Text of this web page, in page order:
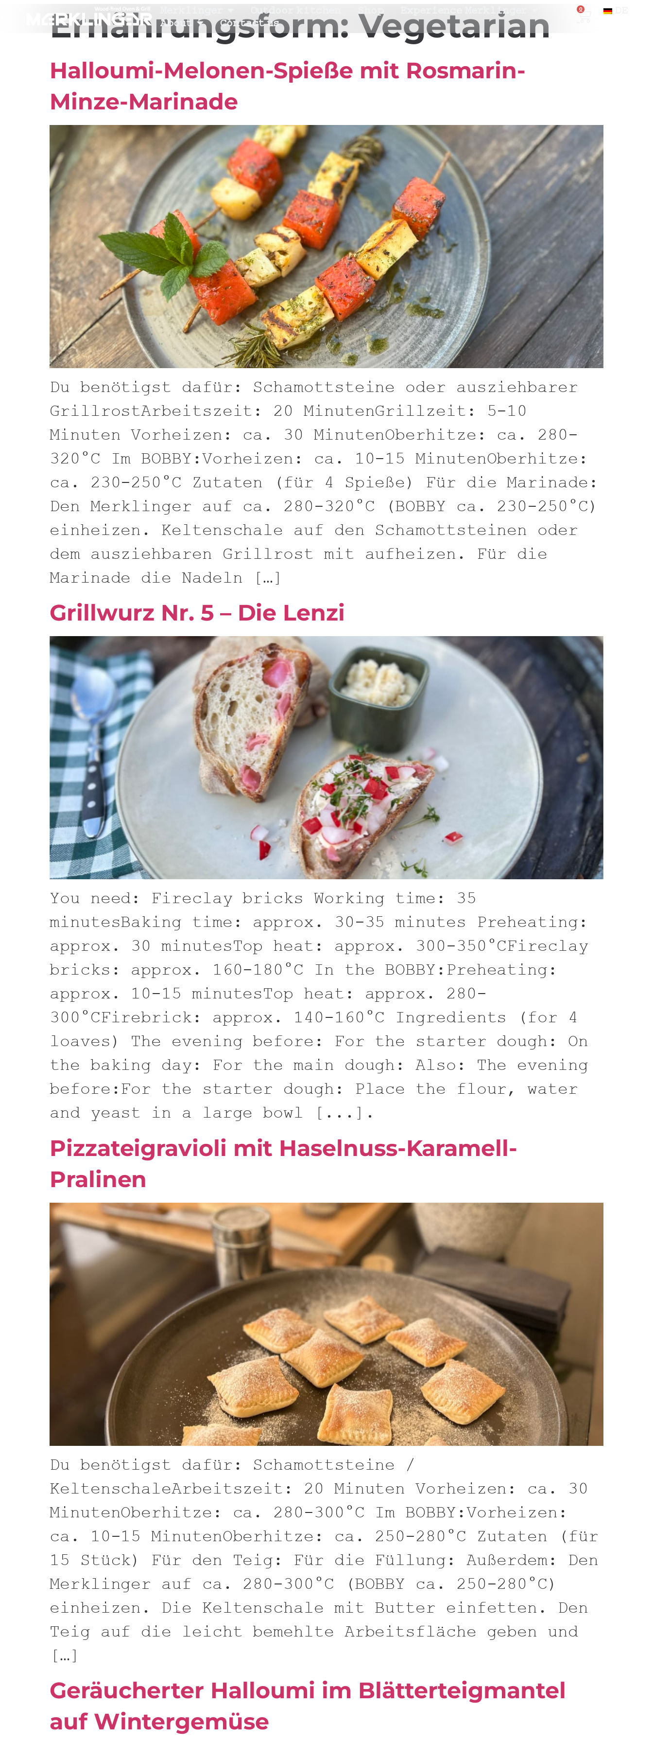
Outdoor kitchen
Experience Merklinger
About
Contact us
0
Ernährungsform:Vegetarian
Halloumi-Melonen-Spieße mit Rosmarin-
Minze-Marinade
Du benötigst dafür: Schamottsteine oder ausziehbarer
GrillrostArbeitszeit: 20 MinutenGrillzeit: 5-10
Minuten Vorheizen: ca. 30 MinutenOberhitze: ca. 280-
320°C Im BOBBY:Vorheizen: ca. 10-15 MinutenOberhitze:
ca. 230-250°C Zutaten (für 4 Spieße) Für die Marinade:
Den Merklinger auf ca. 280-320°C (BOBBY ca. 230-250°C)
einheizen. Keltenschale auf den Schamottsteinen oder
dem ausziehbaren Grillrost mit aufheizen. Für die
Marinade die Nadeln […]
Grillwurz Nr. 5 – Die Lenzi
You need: Fireclay bricks Working time: 35
minutesBaking time: approx. 30-35 minutes Preheating:
approx. 30 minutesTop heat: approx. 300-350°CFireclay
bricks: approx. 160-180°C In the BOBBY:Preheating:
approx. 10-15 minutesTop heat: approx. 280-
300°CFirebrick: approx. 140-160°C Ingredients (for 4
loaves) The evening before: For the starter dough: On
the baking day: For the main dough: Also: The evening
before:For the starter dough: Place the flour, water
and yeast in a large bowl [...].
Pizzateigravioli mit Haselnuss-Karamell-
Pralinen
Du benötigst dafür: Schamottsteine /
KeltenschaleArbeitszeit: 20 Minuten Vorheizen: ca. 30
MinutenOberhitze: ca. 280-300°C Im BOBBY:Vorheizen:
ca. 10-15 MinutenOberhitze: ca. 250-280°C Zutaten (für
15 Stück) Für den Teig: Für die Füllung: Außerdem: Den
Merklinger auf ca. 280-300°C (BOBBY ca. 250-280°C)
einheizen. Die Keltenschale mit Butter einfetten. Den
Teig auf die leicht bemehlte Arbeitsfläche geben und
[…]
Geräucherter Halloumi im Blätterteigmantel
auf Wintergemüse